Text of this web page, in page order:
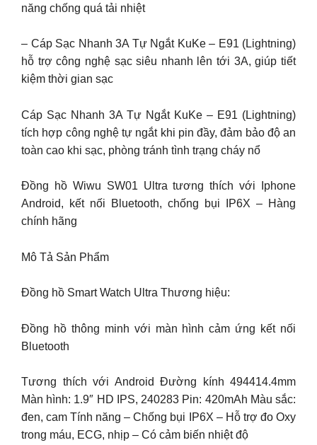
năng chống quá tải nhiệt
– Cáp Sạc Nhanh 3A Tự Ngắt KuKe – E91 (Lightning)
hỗ trợ công nghệ sạc siêu nhanh lên tới 3A, giúp tiết
kiệm thời gian sạc
Cáp Sạc Nhanh 3A Tự Ngắt KuKe – E91 (Lightning)
tích hợp công nghệ tự ngắt khi pin đầy, đảm bảo độ an
toàn cao khi sạc, phòng tránh tình trạng cháy nổ
Đồng hồ Wiwu SW01 Ultra tương thích với Iphone
Android, kết nối Bluetooth, chống bụi IP6X – Hàng
chính hãng
Mô Tả Sản Phẩm
Đồng hồ Smart Watch Ultra Thương hiệu:
Đồng hồ thông minh với màn hình cảm ứng kết nối
Bluetooth
Tương thích với Android Đường kính 494414.4mm
Màn hình: 1.9″ HD IPS, 240283 Pin: 420mAh Màu sắc:
đen, cam Tính năng – Chống bụi IP6X – Hỗ trợ đo Oxy
trong máu, ECG, nhịp – Có cảm biến nhiệt độ